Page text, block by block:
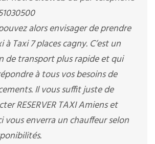
alors envisager de prendre
à Taxi 7 places cagny. C’est un
de transport plus rapide et qui
à tous vos besoins de
Il vous suffit juste de
RESERVER TAXI Amiens et
vous enverra un chauffeur selon